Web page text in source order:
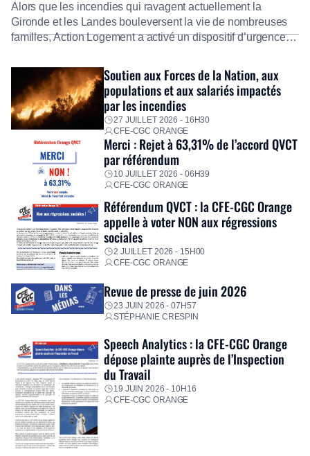
Alors que les incendies qui ravagent actuellement la
Gironde et les Landes bouleversent la vie de nombreuses
familles, Action Logement a activé un dispositif d’urgence
Fidèle à sa mission d’utilité sociale, le Groupe mobilise
immédiatement ses équipes afin de proposer un diagnostic
personnalisé, des aides financières pour faire face aux
premières dépenses, […]
Soutien aux Forces de la Nation, aux
populations et aux salariés impactés
par les incendies
27 JUILLET 2026 - 16H30
CFE-CGC ORANGE
Merci : Rejet à 63,31% de l’accord QVCT
par référendum
10 JUILLET 2026 - 06H39
CFE-CGC ORANGE
Référendum QVCT : la CFE-CGC Orange
appelle à voter NON aux régressions
sociales
2 JUILLET 2026 - 15H00
CFE-CGC ORANGE
Revue de presse de juin 2026
23 JUIN 2026 - 07H57
STÉPHANIE CRESPIN
Speech Analytics : la CFE-CGC Orange
dépose plainte auprès de l’Inspection
du Travail
19 JUIN 2026 - 10H16
CFE-CGC ORANGE